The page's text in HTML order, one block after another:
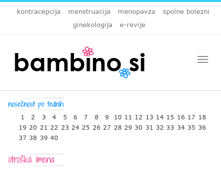
kontracepcija menstruacija menopavza
spolne bolezni
ginekologija
e-revije
1 2 3 4 5 6 7 8 9 10 11 12 13 14 15 16 17 18
19 20 21 22 23 24 25 26 27 28 29 30 31 32 33 34 35 36
37 38 39 40